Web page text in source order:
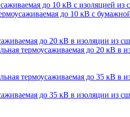
до 10 кВ с изоляцией из
до 10 кВ с
до 20 кВ в изоляции из
термоусаживаемая до 20 кВ в
термоусаживаемая до 35 кВ в
до 35 кВ в изоляции из